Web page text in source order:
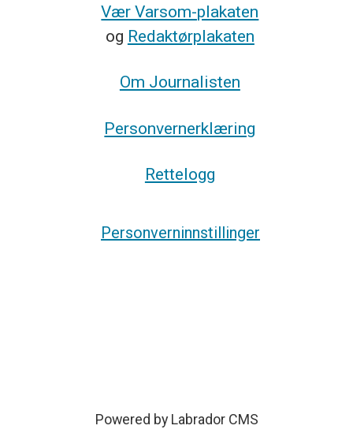
Vær Varsom-plakaten
og Redaktørplakaten
Om Journalisten
Personvernerklæring
Rettelogg
Personverninnstillinger
Powered by Labrador CMS